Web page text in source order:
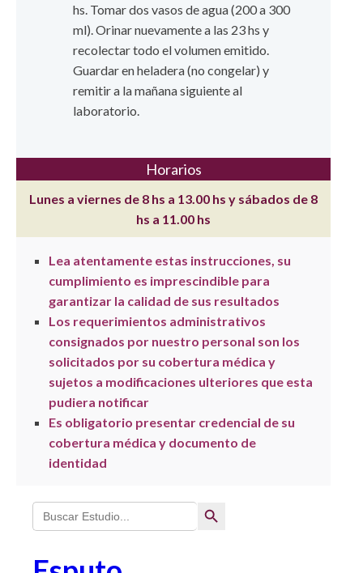
hs. Tomar dos vasos de agua (200 a 300
ml). Orinar nuevamente a las 23 hs y
recolectar todo el volumen emitido.
Guardar en heladera (no congelar) y
remitir a la mañana siguiente al
laboratorio.
Horarios
Lunes a viernes de 8 hs a 13.00 hs y sábados de 8
hs a 11.00 hs
Lea atentamente estas instrucciones, su
cumplimiento es imprescindible para
garantizar la calidad de sus resultados
Los requerimientos administrativos
consignados por nuestro personal son los
solicitados por su cobertura médica y
sujetos a modificaciones ulteriores que esta
pudiera notificar
Es obligatorio presentar credencial de su
cobertura médica y documento de
identidad
Search
for: